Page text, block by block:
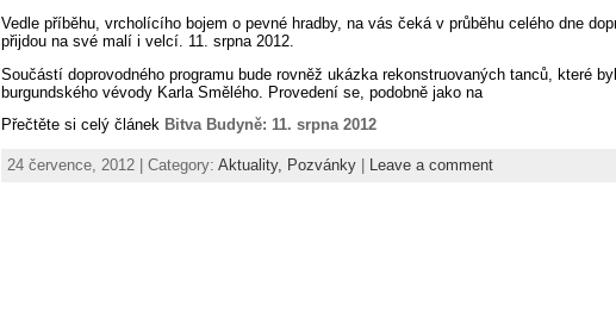
Vedle příběhu, vrcholícího bojem o pevné hradby, na vás čeká v průběhu celého dne
přijdou na své malí i velcí. 11. srpna 2012.
Součástí doprovodného programu bude rovněž ukázka rekonstruovaných tanců, které
burgundského vévody Karla Smělého. Provedení se, podobně jako na
Přečtěte si celý článek Bitva Budyně: 11. srpna 2012
24 července, 2012 | Category: Aktuality, Pozvánky| Leave a comment